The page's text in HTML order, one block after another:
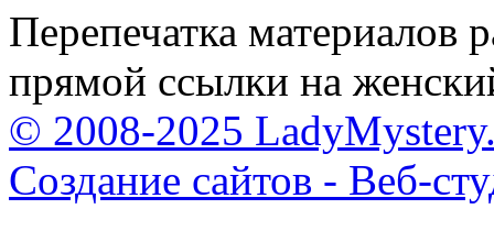
Перепечатка материалов
прямой ссылки на
© 2008-2025
Создание сайтов - Веб-